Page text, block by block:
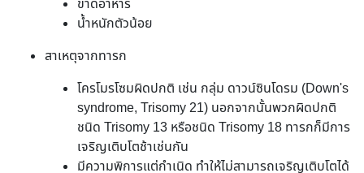
ขาดอาหาร
น้ำหนักตัวน้อย
สาเหตุจากทารก
โครโมรโซมผิดปกติ เช่น กลุ่ม ดาวน์ซินโดรม (Down's
syndrome, Trisomy 21) นอกจากนั้นพวกผิดปกติ
ชนิด Trisomy 13 หรือชนิด Trisomy 18 ทารกก็มีการ
เจริญเติบโตช้าเช่นกัน
มีความพิการแต่กำเนิด ทำให้ไม่สามารถเจริญเติบโตได้